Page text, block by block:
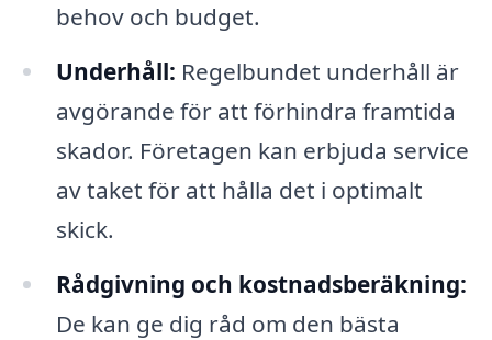
behov och budget.
Underhåll: Regelbundet underhåll är
avgörande för att förhindra framtida
skador. Företagen kan erbjuda service
av taket för att hålla det i optimalt
skick.
Rådgivning och kostnadsberäkning:
De kan ge dig råd om den bästa